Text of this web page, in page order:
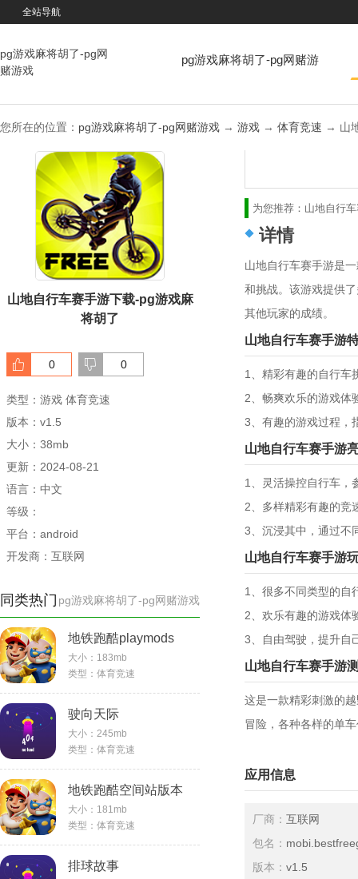
全站导航
pg游戏麻将胡了-pg网
赌游戏
pg游戏麻将胡了-pg网赌游
您所在的位置： pg游戏麻将胡了-pg网赌游戏 → 游戏 → 体育竞速 → 山
山地自行车赛手游下载-pg游戏麻
将胡了
0 0
类型：游戏 体育竞速
版本：v1.5
大小：38mb
更新：2024-08-21
语言：中文
等级：
平台：android
开发商：互联网
pg游戏麻将胡了-pg网赌游戏
同类热门
地铁跑酷playmods
大小： 183mb
类型： 体育竞速
驶向天际
大小： 245mb
类型： 体育竞速
地铁跑酷空间站版本
大小： 181mb
类型： 体育竞速
排球故事
为您推荐： 山地自行
详情
山地自行车赛手游是
和挑战。该游戏提供
其他玩家的成绩。
山地自行车赛手游
1、精彩有趣的自行车
2、畅爽欢乐的游戏体
3、有趣的游戏过程，
山地自行车赛手游
1、灵活操控自行车，
2、多样精彩有趣的竞
3、沉浸其中，通过不
山地自行车赛手游
1、很多不同类型的自
2、欢乐有趣的游戏体
3、自由驾驶，提升自
山地自行车赛手游
这是一款精彩刺激的
冒险，各种各样的单
应用信息
厂商： 互联网
包名：
版本： v1.5